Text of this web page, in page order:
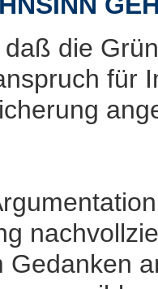
die
für
Gedanken